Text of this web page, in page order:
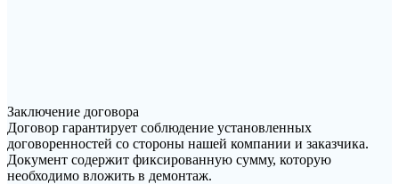
Заключение договора
Договор гарантирует соблюдение установленных
договоренностей со стороны нашей компании и заказчика.
Документ содержит фиксированную сумму, которую
необходимо вложить в демонтаж.